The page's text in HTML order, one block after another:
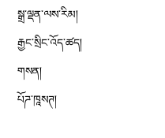
སྒྲ་ལྡན་ལས་རིམ།
རྒྱང་སྲིང་འོད་ཚད།
གསན།
པོཌ་ཁཱསཊ།